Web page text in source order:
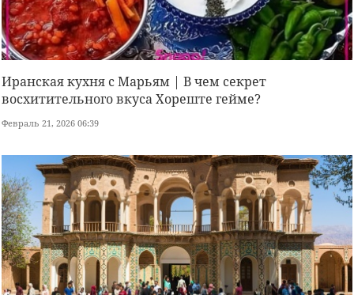
Иранская кухня с Марьям | В чем секрет
восхитительного вкуса Хореште гейме?
Февраль 21, 2026 06:39